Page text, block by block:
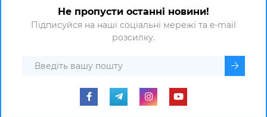
Не пропусти останні новини!
Підписуйся на наші соціальні мережі та e-mail
розсилку.